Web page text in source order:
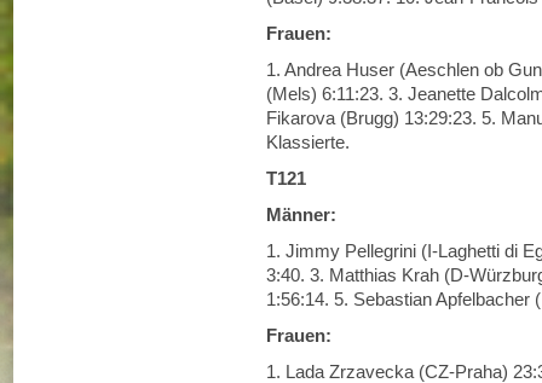
Frauen:
1. Andrea Huser (Aeschlen ob
(Mels) 6:11:23. 3. Jeanette
Fikarova (Brugg) 13:29:23. 5.
Klassierte.
T121
Männer:
1. Jimmy Pellegrini (I-Laghetti di
3:40. 3. Matthias Krah (D-
1:56:14. 5. Sebastian Apfelbacher
Frauen:
1. Lada Zrzavecka (CZ-Praha)